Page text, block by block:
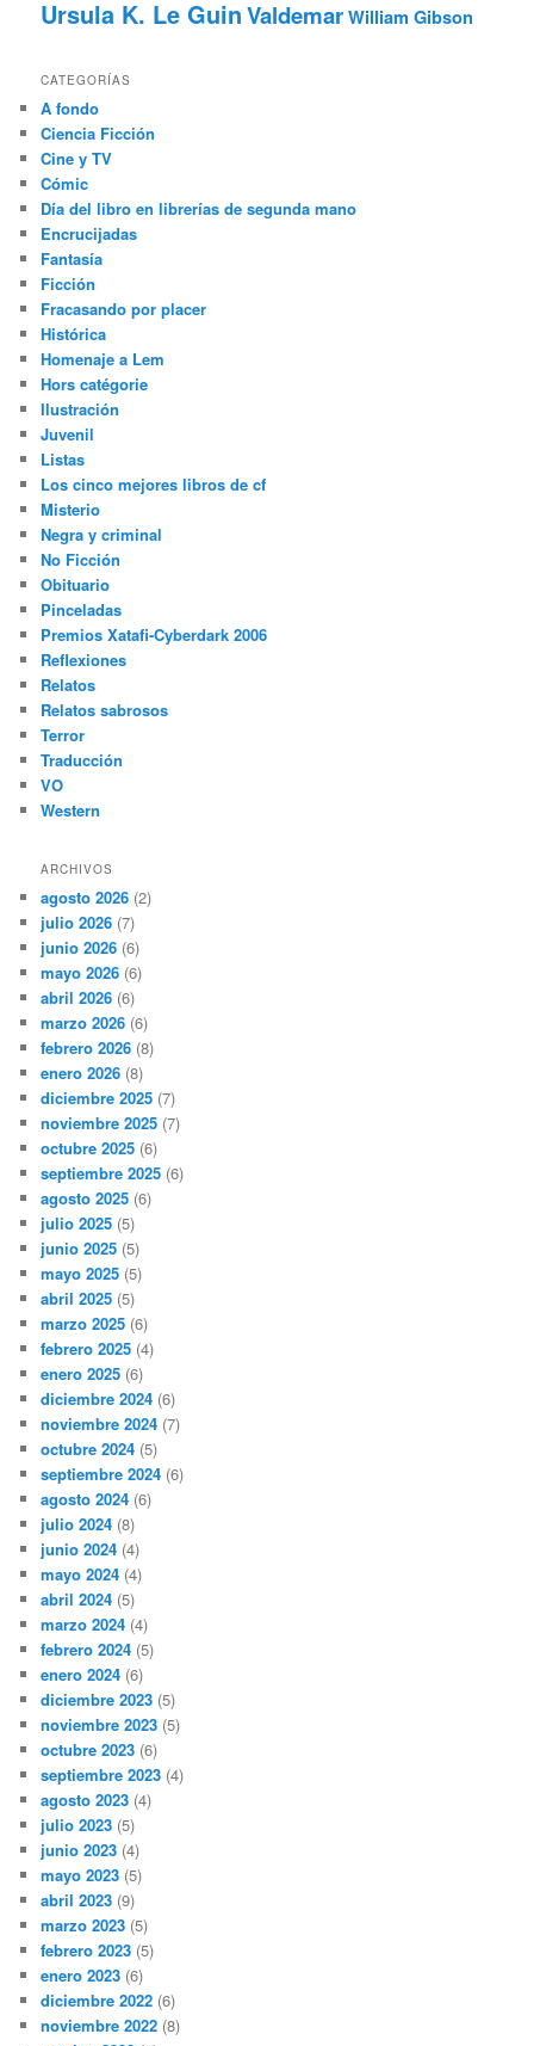
Ursula K. Le GuinValdemarWilliam Gibson
CATEGORÍAS
A fondo
Ciencia Ficción
Cine y TV
Cómic
Día del libro en librerías de segunda mano
Encrucijadas
Fantasía
Ficción
Fracasando por placer
Histórica
Homenaje a Lem
Hors catégorie
Ilustración
Juvenil
Listas
Los cinco mejores libros de cf
Misterio
Negra y criminal
No Ficción
Obituario
Pinceladas
Premios Xatafi-Cyberdark 2006
Reflexiones
Relatos
Relatos sabrosos
Terror
Traducción
VO
Western
ARCHIVOS
agosto 2026 (2)
julio 2026 (7)
junio 2026 (6)
mayo 2026 (6)
abril 2026 (6)
marzo 2026 (6)
febrero 2026 (8)
enero 2026 (8)
diciembre 2025 (7)
noviembre 2025 (7)
octubre 2025 (6)
septiembre 2025 (6)
agosto 2025 (6)
julio 2025 (5)
junio 2025 (5)
mayo 2025 (5)
abril 2025 (5)
marzo 2025 (6)
febrero 2025 (4)
enero 2025 (6)
diciembre 2024 (6)
noviembre 2024 (7)
octubre 2024 (5)
septiembre 2024 (6)
agosto 2024 (6)
julio 2024 (8)
junio 2024 (4)
mayo 2024 (4)
abril 2024 (5)
marzo 2024 (4)
febrero 2024 (5)
enero 2024 (6)
diciembre 2023 (5)
noviembre 2023 (5)
octubre 2023 (6)
septiembre 2023 (4)
agosto 2023 (4)
julio 2023 (5)
junio 2023 (4)
mayo 2023 (5)
abril 2023 (9)
marzo 2023 (5)
febrero 2023 (5)
enero 2023 (6)
diciembre 2022 (6)
noviembre 2022 (8)